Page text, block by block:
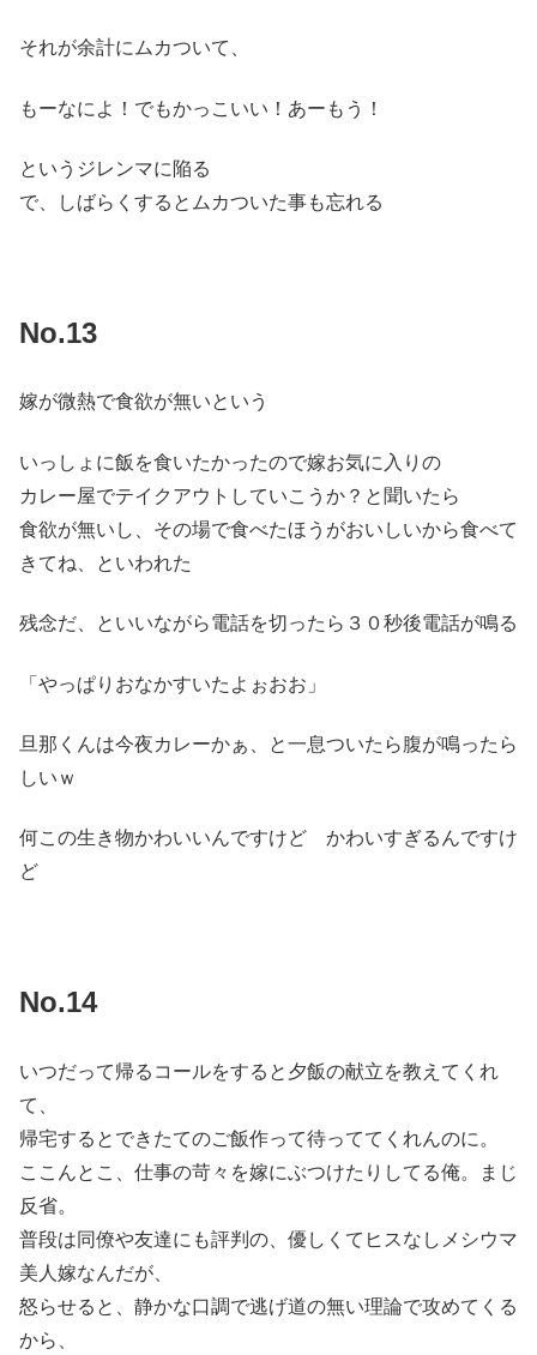
それが余計にムカついて、
もーなによ！でもかっこいい！あーもう！
というジレンマに陥る
で、しばらくするとムカついた事も忘れる
No.13
嫁が微熱で食欲が無いという
いっしょに飯を食いたかったので嫁お気に入りの
カレー屋でテイクアウトしていこうか？と聞いたら
食欲が無いし、その場で食べたほうがおいしいから食べて
きてね、といわれた
残念だ、といいながら電話を切ったら３０秒後電話が鳴る
「やっぱりおなかすいたよぉおお」
旦那くんは今夜カレーかぁ、と一息ついたら腹が鳴ったら
しいｗ
何この生き物かわいいんですけど かわいすぎるんですけ
ど
No.14
いつだって帰るコールをすると夕飯の献立を教えてくれ
て、
帰宅するとできたてのご飯作って待っててくれんのに。
ここんとこ、仕事の苛々を嫁にぶつけたりしてる俺。まじ
反省。
普段は同僚や友達にも評判の、優しくてヒスなしメシウマ
美人嫁なんだが、
怒らせると、静かな口調で逃げ道の無い理論で攻めてくる
から、